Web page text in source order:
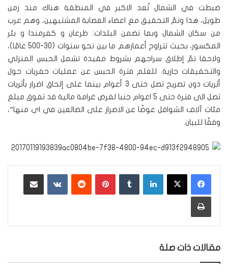
ضبطت في الشمال تُعد الاكبر في المنطقة هناك منذ زمن
طويل، هذا وتمّ التحقيق مع اعضاء العصابة المشتبهين، وهم عرب
من سكان الشمال وبما تضمن البلدات: طرعان و كفرمندا و بئر
المكسور، بحيث تتراوح أعمارهم ما بين نحو سنوات (30-500 عامًا)،
ولاحقا تمّ إطلاق سراحهم بشروط مقيدة تشمل الحبس المنزلي
والتحقيقات جارية. للعلم فترة الحبس عن عمليات حفريات حول
أثريات دون تصريح تصل حتى 3 أعوام بينما على إلحاق اضرار بأثريات
تصل الى فترة حتى 5 اعوام جنبا لفرض غرامة مالية قد تفوق مبلغ
مئات آلاف الشواقل عوضًا عن الاضرار على الضالعين في اي منها”،
وفقًا للبيان.
لينكدإن بينتيريست ‏VKontakte
طباعة
مقالات ذات صلة